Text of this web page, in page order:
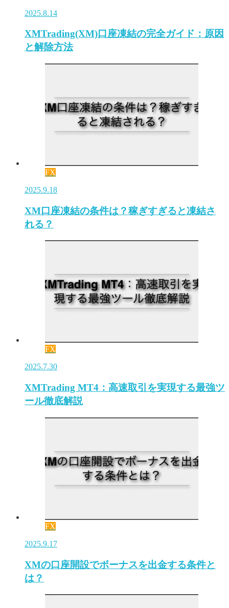
2025.8.14
XMTrading(XM)口座凍結の完全ガイド：原因
と解除方法
FX
2025.9.18
XM口座凍結の条件は？稼ぎすぎると凍結さ
れる？
FX
2025.7.30
XMTrading MT4：高速取引を実現する最強ツ
ール徹底解説
FX
2025.9.17
XMの口座開設でボーナスを出金する条件と
は？